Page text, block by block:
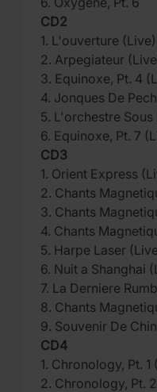
CD2
1. L'ouverture (Live)
2. Arpegiateur
3. Equinoxe, Pt. 4
4. Jonques De
5. L'orchestre Sous
6. Equinoxe, Pt. 7
CD3
1. Orient Express
2. Chants
3. Chants
4. Chants
5. Harpe Laser
6. Nuit a Shanghai
7. La Derniere
8. Chants
9. Souvenir De
CD4
1. Chronology, Pt. 1
2. Chronology, Pt.